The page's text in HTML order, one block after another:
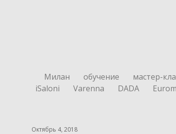
Милан обучение мастер-
iSaloni
Varenna DADA
Октябрь 4, 2018